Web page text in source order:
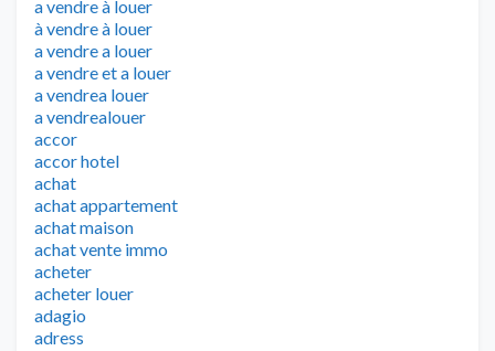
a vendre à louer
à vendre à louer
a vendre a louer
a vendre et a louer
a vendrea louer
a vendrealouer
accor
accor hotel
achat
achat appartement
achat maison
achat vente immo
acheter
acheter louer
adagio
adress